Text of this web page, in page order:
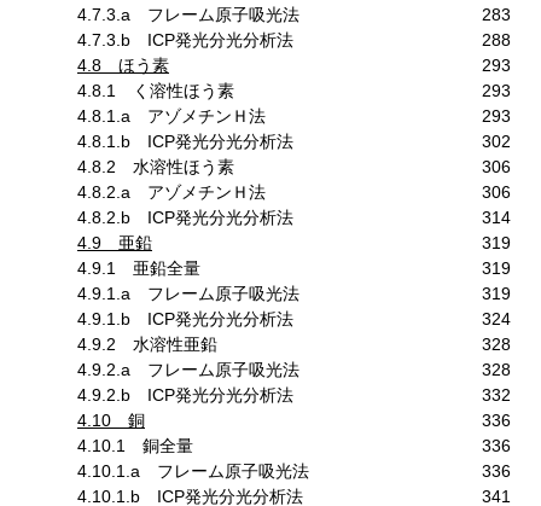
4.7.3.a フレーム原子吸光法
283
4.7.3.b ICP発光分光分析法
288
4.8 ほう素
293
4.8.1 く溶性ほう素
293
4.8.1.a アゾメチンＨ法
293
4.8.1.b ICP発光分光分析法
302
4.8.2 水溶性ほう素
306
4.8.2.a アゾメチンＨ法
306
4.8.2.b ICP発光分光分析法
314
4.9 亜鉛
319
4.9.1 亜鉛全量
319
4.9.1.a フレーム原子吸光法
319
4.9.1.b ICP発光分光分析法
324
4.9.2 水溶性亜鉛
328
4.9.2.a フレーム原子吸光法
328
4.9.2.b ICP発光分光分析法
332
4.10 銅
336
4.10.1 銅全量
336
4.10.1.a フレーム原子吸光法
336
4.10.1.b ICP発光分光分析法
341